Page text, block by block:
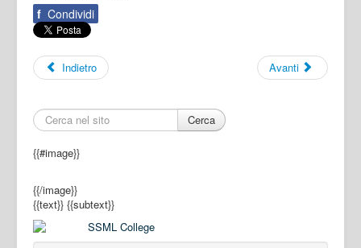
f Condividi
Indietro Avanti
Cerca
{{#image}}
{{/image}}
{{text}} {{subtext}}